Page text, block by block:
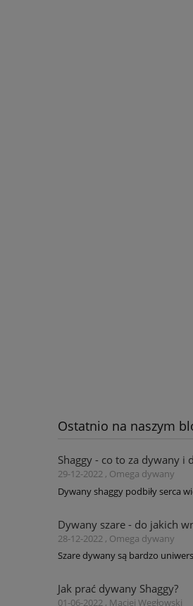
Ostatnio na naszym
Shaggy - co to za dywany i
29-12-2022 , Omega dywany
Dywany shaggy podbiły serca
Dywany szare - do jakich
28-12-2022 , Omega dywany
Szare dywany są bardzo
Jak prać dywany Shaggy?
01-06-2022 , Maciej Węgłowski